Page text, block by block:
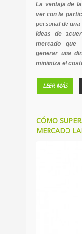
La ventaja de
ver con la
personal de
ideas de
mercado que
generar una
minimiza el
LEER MÁS
CÓMO
MERCADO